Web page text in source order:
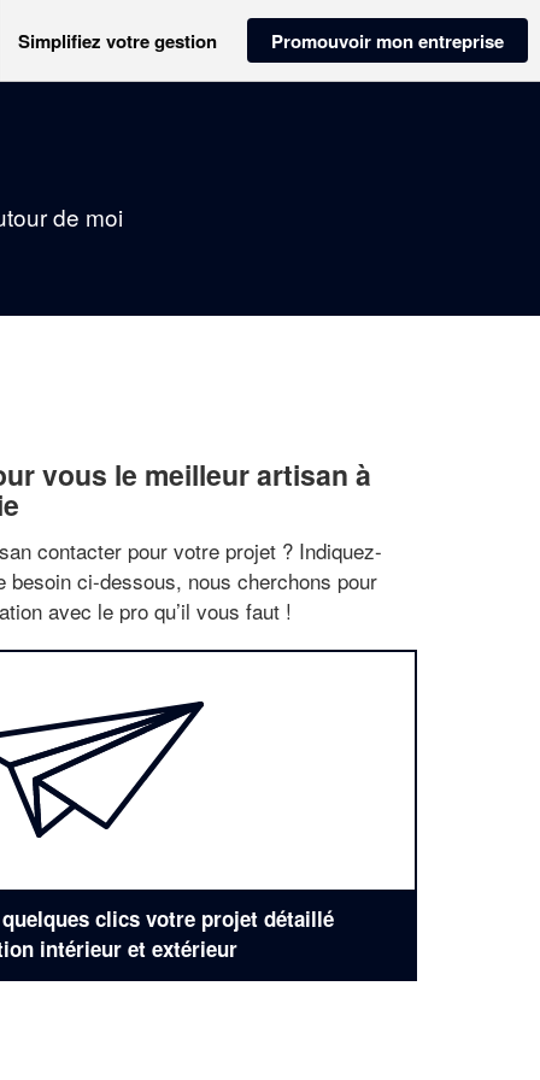
Simplifiez votre gestion Promouvoir mon entreprise
de moi
vous le meilleur artisan à
contacter pour votre projet ? Indiquez-
besoin ci-dessous, nous cherchons pour
avec le pro qu’il vous faut !
clics votre projet détaillé
intérieur et extérieur